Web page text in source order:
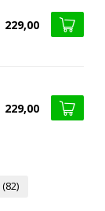
229,00
229,00
(82)